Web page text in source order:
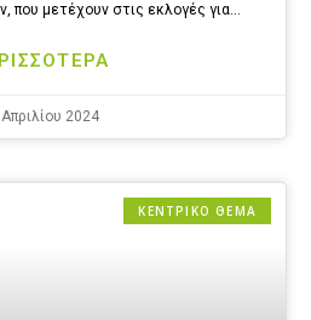
που μετέχουν στις εκλογές για…
2024
ΚΕΝΤΡΙΚΟ ΘΕΜΑ